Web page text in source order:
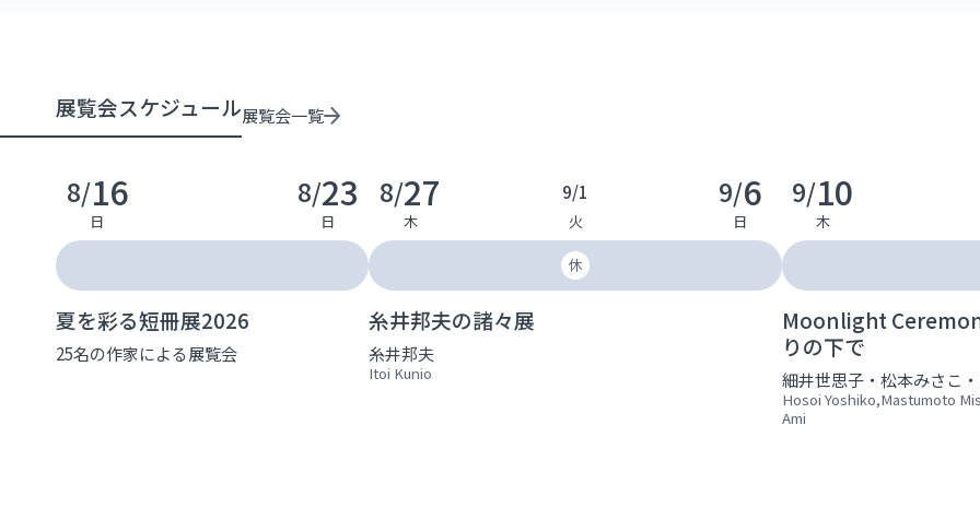
展覧会スケジュール展覧会一覧
8/16
日
8/23
日
夏を彩る短冊展2026
25名の作家による展覧会
8/27
木
9/1
火
休
9/6
日
糸井邦夫の諸々展
糸井邦夫
Itoi Kunio
9/10
木
Moonlight
りの下で
細井世思子・松本みさこ
Hosoi Yoshiko,Mastumoto
Ami